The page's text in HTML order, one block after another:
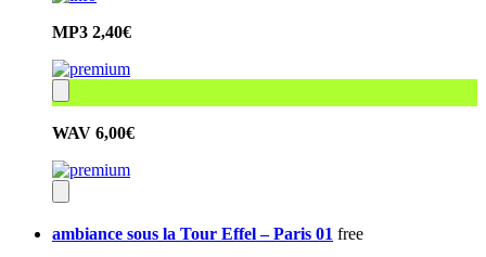
MP3 2,40€
WAV 6,00€
ambiance sous la Tour Effel – Paris 01 free